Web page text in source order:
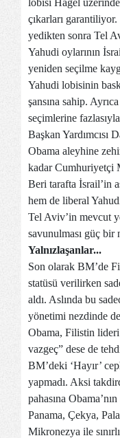
lobisi Hagel
çıkarları garantiliyor.
yedikten sonra Tel
Yahudi oylarının
yeniden seçilme
Yahudi lobisinin
şansına sahip.
seçimlerine
Başkan Yardımcısı
Obama aleyhine
kadar Cumhuriyetçi
Beri tarafta İsrail’in
hem de liberal
Tel Aviv’in mevcut
savunulması güç bir
Yalnızlaşanlar...
Son olarak BM’de
statüsü verilirken
aldı. Aslında bu
yönetimi nezdinde
Obama, Filistin
vazgeç” dese de
BM’deki ‘Hayır’
yapmadı. Aksi
pahasına
Panama, Çekya,
Mikronezya ile